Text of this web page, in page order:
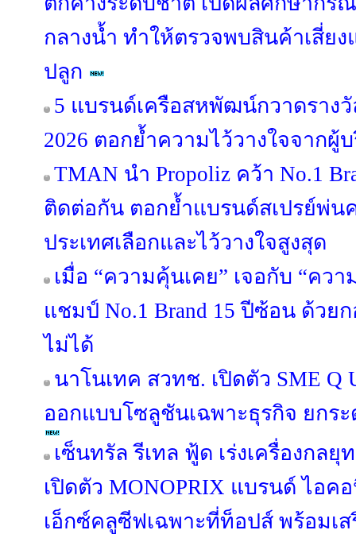
กลางน้ำ ทำให้ตรวจพบสินค้าเสี่ย
ปลูก
5 แบรนด์เครือสหพัฒน์กวาดรางวั
2026 ตอกย้ำความไว้วางใจจากผู้
TMAN นำ Propoliz คว้า No.1
ติดต่อกัน ตอกย้ำแบรนด์สเปรย์พ่
ประเทศเลือกและไว้วางใจสูงสุด
เมื่อ “ความคุ้นเคย” เจอกับ “คว
แชมป์ No.1 Brand 15 ปีซ้อน ด้วย
ไม่ได้
นาโนเทค สวทช. เปิดตัว SME Q
ออกแบบโซลูชันเฉพาะธุรกิจ ยกร
เซ็นทรัล รีเทล ฟู้ด เร่งเครื่องกลยุ
เปิดตัว MONOPRIX แบรนด์ ไอค
เอ็กซ์คลูซีฟเฉพาะที่ท็อปส์ พร้อมเส